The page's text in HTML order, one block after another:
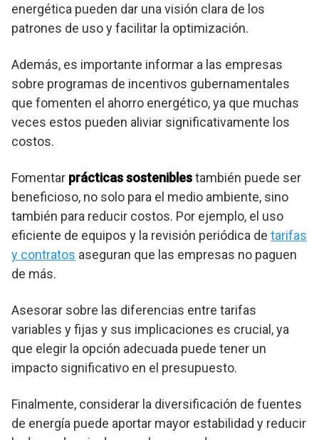
energética pueden dar una visión clara de los
patrones de uso y facilitar la optimización.
Además, es importante informar a las empresas
sobre programas de incentivos gubernamentales
que fomenten el ahorro energético, ya que muchas
veces estos pueden aliviar significativamente los
costos.
Fomentar prácticas sosteniblestambién puede ser
beneficioso, no solo para el medio ambiente, sino
también para reducir costos. Por ejemplo, el uso
eficiente de equipos y la revisión periódica de tarifas
y contratos aseguran que las empresas no paguen
de más.
Asesorar sobre las diferencias entre tarifas
variables y fijas y sus implicaciones es crucial, ya
que elegir la opción adecuada puede tener un
impacto significativo en el presupuesto.
Finalmente, considerar la diversificación de fuentes
de energía puede aportar mayor estabilidad y reducir